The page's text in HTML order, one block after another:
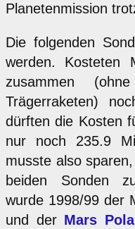
Planetenmission
Die folgenden
werden. Kosteten
zusammen
Trägerraketen)
dürften die Kosten
nur noch 235.9
musste also
beiden Sonden
wurde 1998/99 der
und der Mars